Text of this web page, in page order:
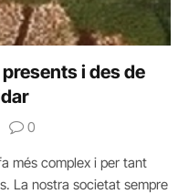
i des de
0
més complex i per tant
La nostra societat sempre